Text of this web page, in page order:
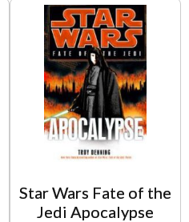
Star Wars Fate of the
Jedi Apocalypse